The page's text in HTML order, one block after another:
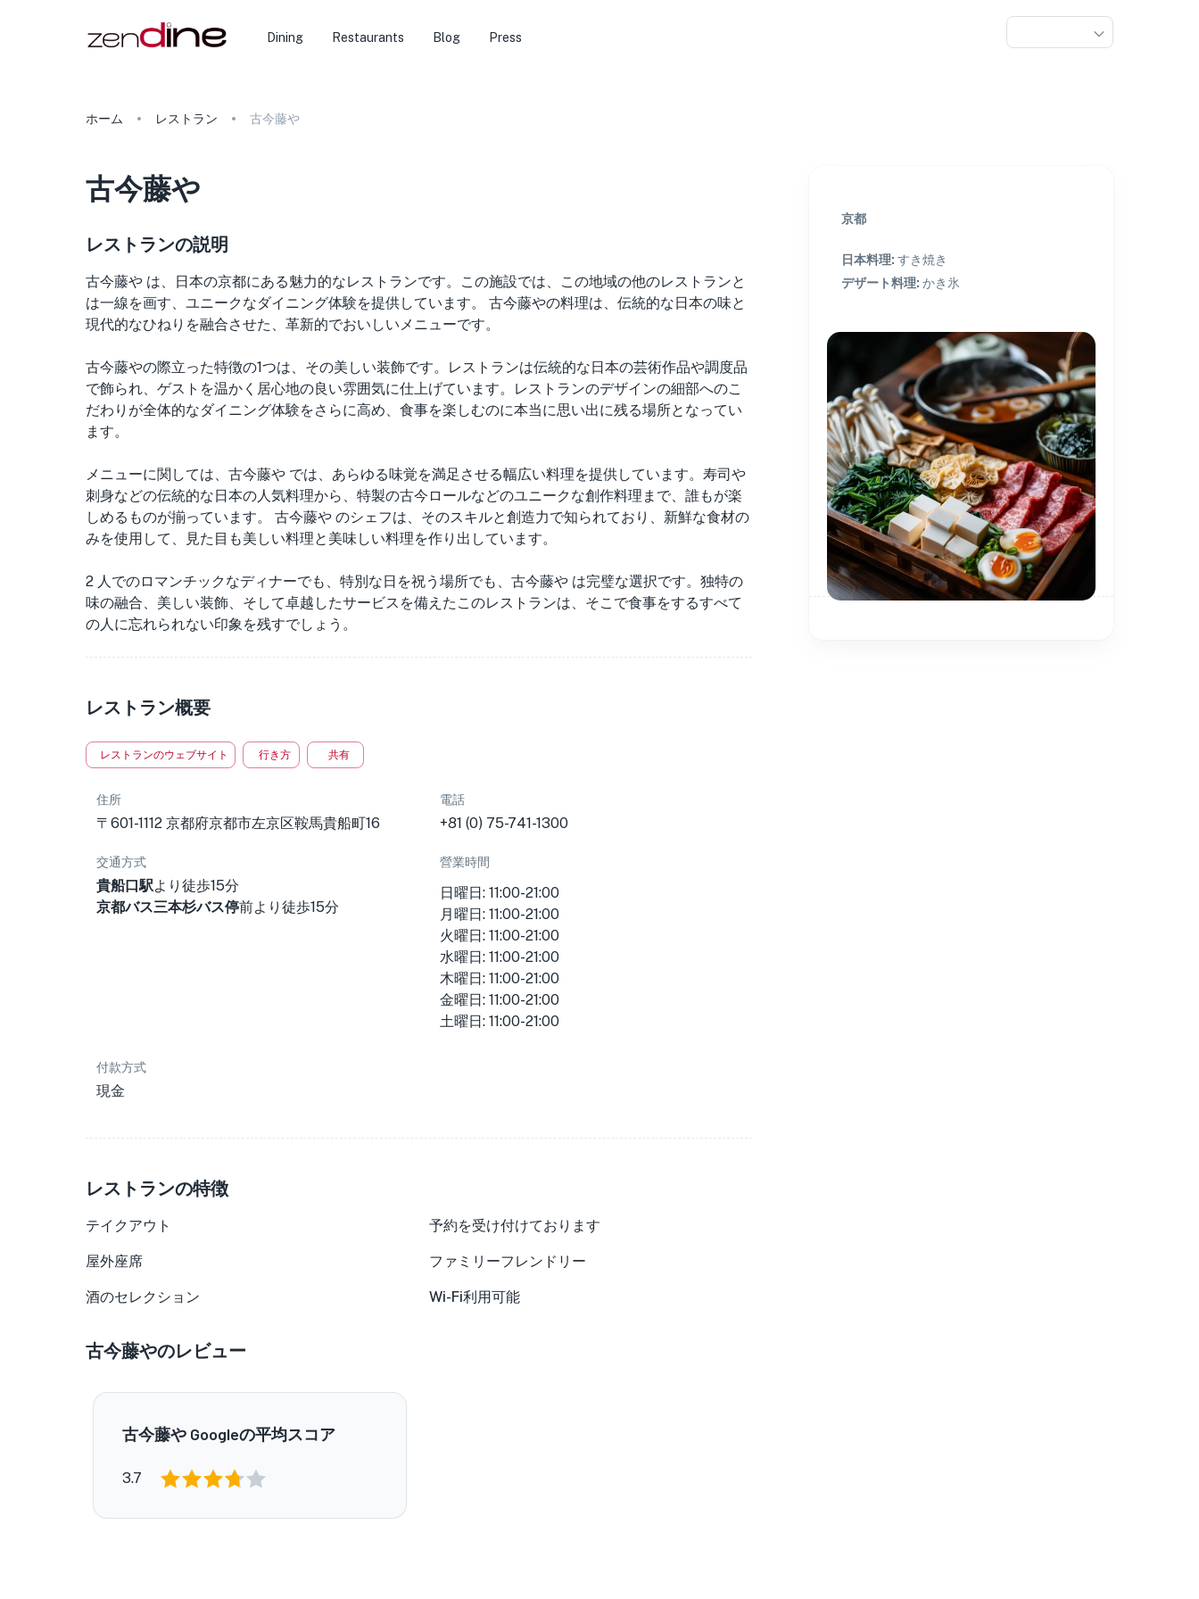
Dining Restaurants Blog Press
ホーム レストラン 古今藤や
古今藤や
レストランの説明
古今藤や は、日本の京都にある魅力的なレストランです。この施設では、この地域の他のレストランと
は一線を画す、ユニークなダイニング体験を提供しています。 古今藤やの料理は、伝統的な日本の味と
現代的なひねりを融合させた、革新的でおいしいメニューです。
古今藤やの際立った特徴の1つは、その美しい装飾です。レストランは伝統的な日本の芸術作品や調度品
で飾られ、ゲストを温かく居心地の良い雰囲気に仕上げています。レストランのデザインの細部へのこ
だわりが全体的なダイニング体験をさらに高め、食事を楽しむのに本当に思い出に残る場所となってい
ます。
メニューに関しては、古今藤や では、あらゆる味覚を満足させる幅広い料理を提供しています。寿司や
刺身などの伝統的な日本の人気料理から、特製の古今ロールなどのユニークな創作料理まで、誰もが楽
しめるものが揃っています。 古今藤や のシェフは、そのスキルと創造力で知られており、新鮮な食材の
みを使用して、見た目も美しい料理と美味しい料理を作り出しています。
2 人でのロマンチックなディナーでも、特別な日を祝う場所でも、古今藤や は完璧な選択です。独特の
味の融合、美しい装飾、そして卓越したサービスを備えたこのレストランは、そこで食事をするすべて
の人に忘れられない印象を残すでしょう。
レストラン概要
レストランのウェブサイト 行き方 共有
住所
〒601-1112 京都府京都市左京区鞍馬貴船町16
電話
+81 (0) 75-741-1300
交通方式
貴船口駅より徒歩15分
京都バス三本杉バス停前より徒歩15分
營業時間
日曜日: 11:00-21:00
月曜日: 11:00-21:00
火曜日: 11:00-21:00
水曜日: 11:00-21:00
木曜日: 11:00-21:00
金曜日: 11:00-21:00
土曜日: 11:00-21:00
付款方式
現金
レストランの特徴
テイクアウト 予約を受け付けております
屋外座席 ファミリーフレンドリー
酒のセレクション Wi-Fi利用可能
京都
日本料理: すき焼き
デザート料理: かき氷
古今藤やのレビュー
古今藤や Googleの平均スコア
3.7